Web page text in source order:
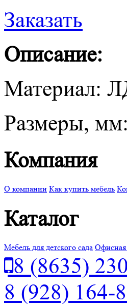
Заказать
Описание:
Материал:
Размеры,
Компания
О компании Как купить мебель
Каталог
Мебель для детского сада Офисная
8 (8635)
8 (928) 164-